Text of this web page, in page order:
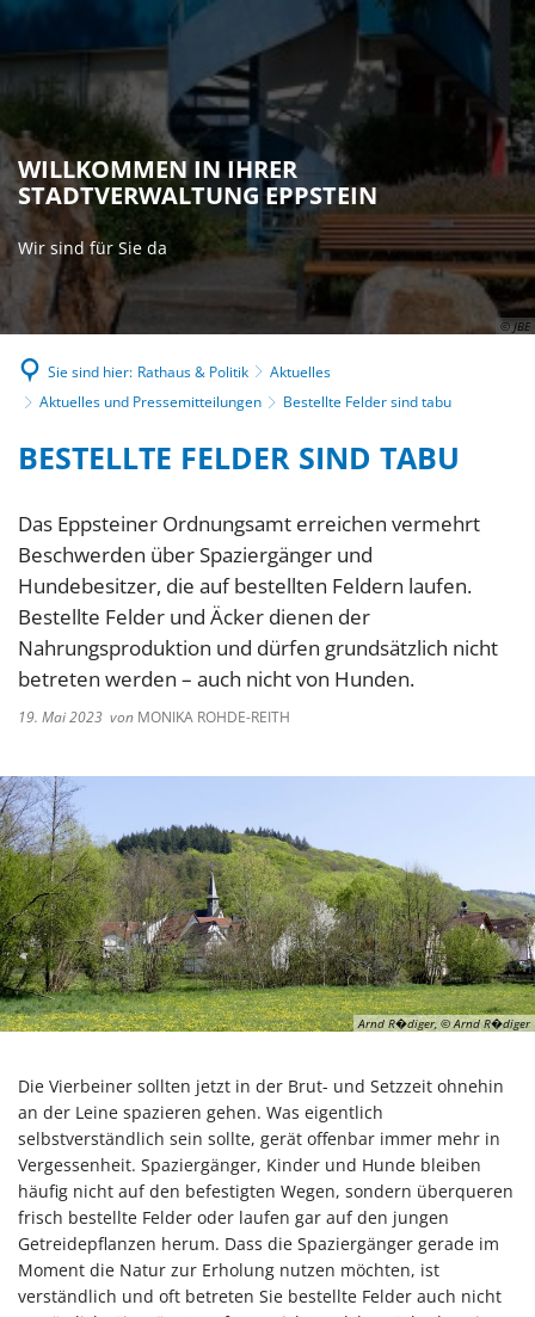
© JBE
WILLKOMMEN IN IHRER
STADTVERWALTUNG EPPSTEIN
Wir sind für Sie da
Sie sind hier: Rathaus & Politik
Aktuelles
Aktuelles und Pressemitteilungen
Bestellte Felder sind tabu
BESTELLTE FELDER SIND TABU
Das Eppsteiner Ordnungsamt erreichen vermehrt
Beschwerden über Spaziergänger und
Hundebesitzer, die auf bestellten Feldern laufen.
Bestellte Felder und Äcker dienen der
Nahrungsproduktion und dürfen grundsätzlich nicht
betreten werden – auch nicht von Hunden.
19. Mai 2023 von MONIKA ROHDE-REITH
Arnd R�diger, © Arnd R�diger
Die Vierbeiner sollten jetzt in der Brut- und Setzzeit ohnehin
an der Leine spazieren gehen. Was eigentlich
selbstverständlich sein sollte, gerät offenbar immer mehr in
Vergessenheit. Spaziergänger, Kinder und Hunde bleiben
häufig nicht auf den befestigten Wegen, sondern überqueren
frisch bestellte Felder oder laufen gar auf den jungen
Getreidepflanzen herum. Dass die Spaziergänger gerade im
Moment die Natur zur Erholung nutzen möchten, ist
verständlich und oft betreten Sie bestellte Felder auch nicht